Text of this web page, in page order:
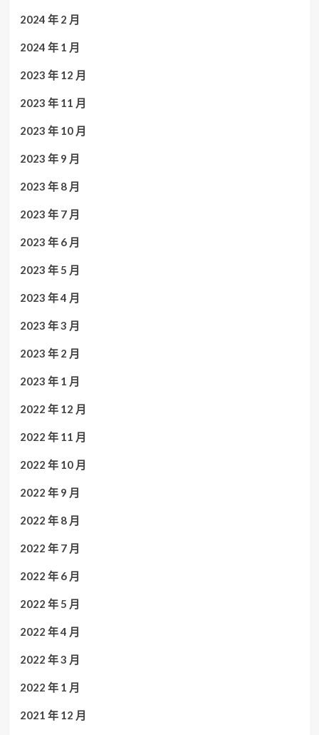
2024 年 2 月
2024 年 1 月
2023 年 12 月
2023 年 11 月
2023 年 10 月
2023 年 9 月
2023 年 8 月
2023 年 7 月
2023 年 6 月
2023 年 5 月
2023 年 4 月
2023 年 3 月
2023 年 2 月
2023 年 1 月
2022 年 12 月
2022 年 11 月
2022 年 10 月
2022 年 9 月
2022 年 8 月
2022 年 7 月
2022 年 6 月
2022 年 5 月
2022 年 4 月
2022 年 3 月
2022 年 1 月
2021 年 12 月